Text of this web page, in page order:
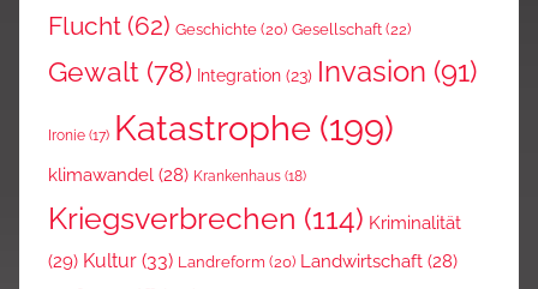
Flucht (62) Geschichte (20) Gesellschaft(22)
Gewalt (78) Integration (23) Invasion (91)
Ironie (17) Katastrophe (199)
klimawandel (28) Krankenhaus (18)
Kriegsverbrechen (114) Kriminalität
(29) Kultur (33) Landreform (20) Landwirtschaft (28)